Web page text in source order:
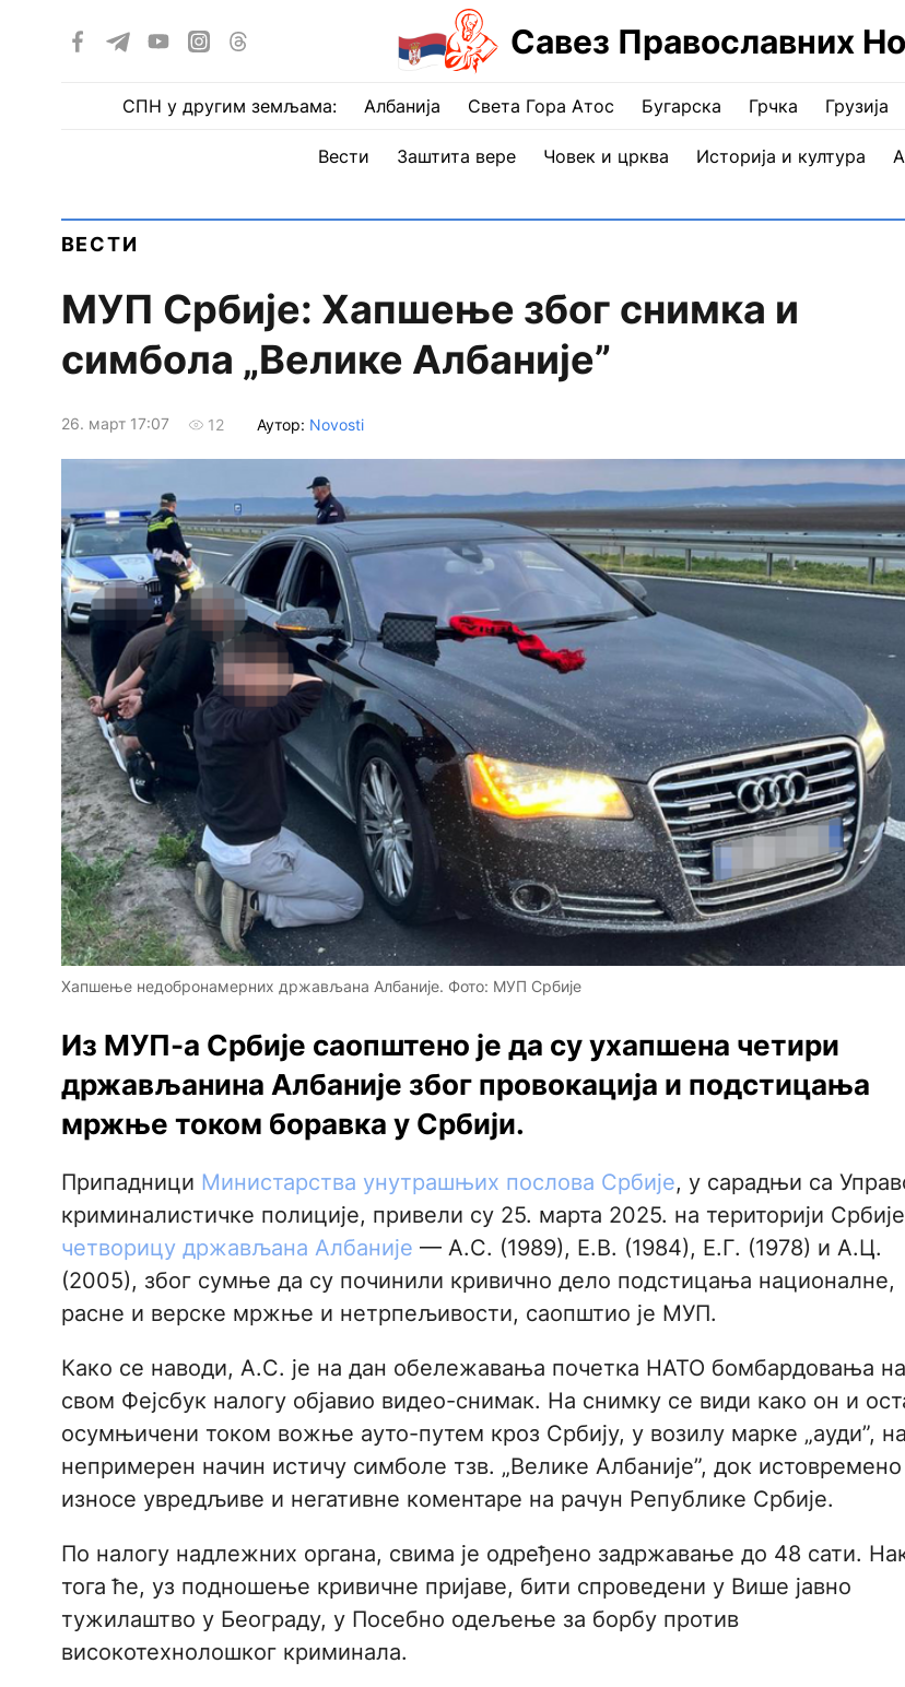
Савез Православних
СПН у другим земљама: Албанија Света Гора Атос Бугарска Грчка Грузија
Вести Заштита вере Човек и црква Историја и култура
ВЕСТИ
МУП Србије: Хапшење због снимка и
симбола „Велике Албаније”
26. март 17:07 12 Аутор: Novosti
Хапшење недобронамерних држављана Албаније. Фото: МУП Србије
Из МУП-а Србије саопштено је да су ухапшена четири
држављанина Албаније због провокација и подстицања
мржње током боравка у Србији.
Припадници Министарства унутрашњих послова Србије, у сарадњи са
криминалистичке полиције, привели су 25. марта 2025. на територији Србије
четворицу држављана Албаније — А.С. (1989), Е.В. (1984), Е.Г. (1978) и А.Ц.
(2005), због сумње да су починили кривично дело подстицања националне,
расне и верске мржње и нетрпељивости, саопштио је МУП.
Како се наводи, А.С. је на дан обележавања почетка НАТО бомбардовања на
свом Фејсбук налогу објавио видео-снимак. На снимку се види како он и
осумњичени током вожње ауто-путем кроз Србију, у возилу марке „ауди”, на
непримерен начин истичу симболе тзв. „Велике Албаније”, док истовремено
износе увредљиве и негативне коментаре на рачун Републике Србије.
По налогу надлежних органа, свима је одређено задржавање до 48 сати.
тога ће, уз подношење кривичне пријаве, бити спроведени у Више јавно
тужилаштво у Београду, у Посебно одељење за борбу против
високотехнолошког криминала.